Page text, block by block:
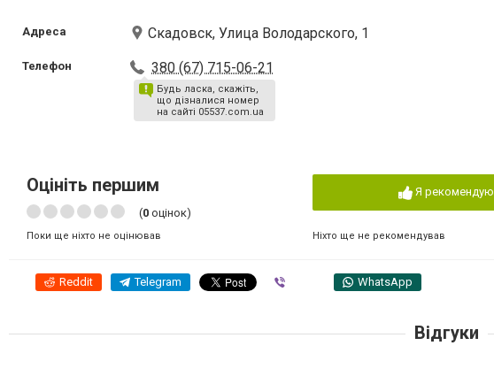
Адреса Скадовск, Улица Володарского, 1
Телефон 380 (67) 715-06-21
Будь ласка, скажіть,
що дізналися номер
на сайті 05537.com.ua
Оцініть першим
(0 оцінок)
Поки ще ніхто не оцінював
Я рекомендую
Ніхто ще не рекомендував
Reddit Telegram WhatsApp
Відгуки